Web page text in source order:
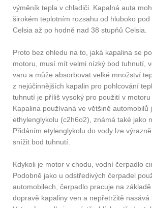
výměník tepla v chladiči. Kapalná auta
širokém teplotním rozsahu od hluboko pod
Celsia až po hodně nad 38 stupňů Celsia.
Proto bez ohledu na to, jaká kapalina se
motoru, musí mít velmi nízký bod tuhnutí,
varu a může absorbovat velké množství
z nejúčinnějších kapalin pro pohlcování
tuhnutí je příliš vysoký pro použití v motoru
Kapalina používaná ve většině automobilů
ethylenglykolu (c2h6o2), známá také jako
Přidáním etylenglykolu do vody lze
snížit bod tuhnutí.
Kdykoli je motor v chodu, vodní čerpadlo
Podobně jako u odstředivých čerpadel
automobilech, čerpadlo pracuje na
dopravě kapaliny ven a nepřetržitě nasává